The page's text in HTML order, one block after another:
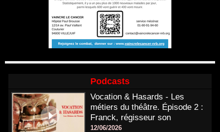
Podcasts
Vocation & Hasards - Les
métiers du théâtre. Épisode 2 :
Franck, régisseur son
12/06/2026